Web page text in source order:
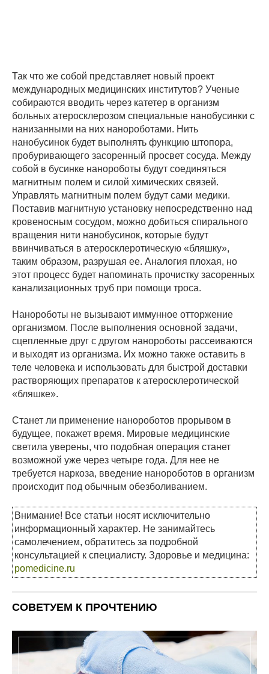
Так что же собой представляет новый проект
международных медицинских институтов? Ученые
собираются вводить через катетер в организм
больных атеросклерозом специальные нанобусинки с
нанизанными на них нанороботами. Нить
нанобусинок будет выполнять функцию штопора,
пробуривающего засоренный просвет сосуда. Между
собой в бусинке нанороботы будут соединяться
магнитным полем и силой химических связей.
Управлять магнитным полем будут сами медики.
Поставив магнитную установку непосредственно над
кровеносным сосудом, можно добиться спирального
вращения нити нанобусинок, которые будут
ввинчиваться в атеросклеротическую «бляшку»,
таким образом, разрушая ее. Аналогия плохая, но
этот процесс будет напоминать прочистку засоренных
канализационных труб при помощи троса.
Нанороботы не вызывают иммунное отторжение
организмом. После выполнения основной задачи,
сцепленные друг с другом нанороботы рассеиваются
и выходят из организма. Их можно также оставить в
теле человека и использовать для быстрой доставки
растворяющих препаратов к атеросклеротической
«бляшке».
Станет ли применение нанороботов прорывом в
будущее, покажет время. Мировые медицинские
светила уверены, что подобная операция станет
возможной уже через четыре года. Для нее не
требуется наркоза, введение нанороботов в организм
происходит под обычным обезболиванием.
Внимание! Все статьи носят исключительно
информационный характер. Не занимайтесь
самолечением, обратитесь за подробной
консультацией к специалисту. Здоровье и медицина:
pomedicine.ru
СОВЕТУЕМ К ПРОЧТЕНИЮ